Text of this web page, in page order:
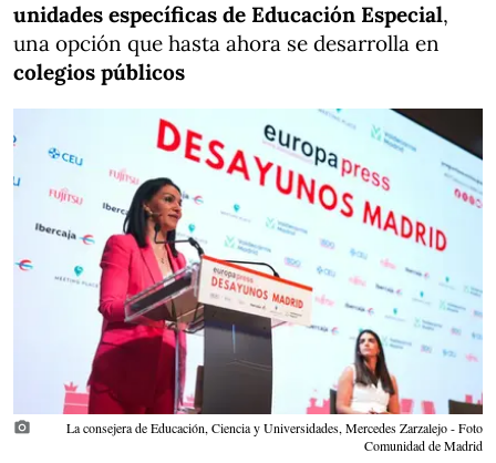
unidades específicas de Educación Especial,
una opción que hasta ahora se desarrolla en
colegios públicos
photo_camera
La consejera de Educación, Ciencia y Universidades, Mercedes Zarzalejo - Foto
Comunidad de Madrid